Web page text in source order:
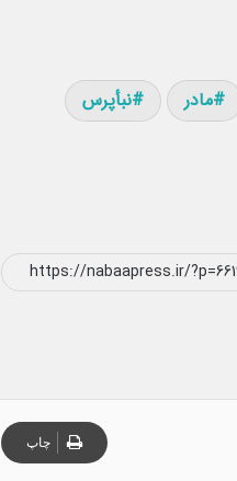
مادر
نبأپرس
چاپ